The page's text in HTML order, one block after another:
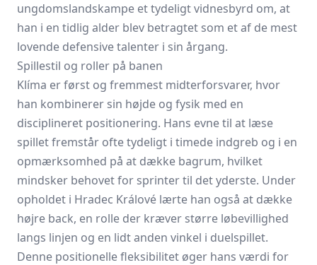
ungdomslandskampe et tydeligt vidnesbyrd om, at
han i en tidlig alder blev betragtet som et af de mest
lovende defensive talenter i sin årgang.
Spillestil og roller på banen
Klíma er først og fremmest midterforsvarer, hvor
han kombinerer sin højde og fysik med en
disciplineret positionering. Hans evne til at læse
spillet fremstår ofte tydeligt i ­timede indgreb og i en
opmærksomhed på at dække bagrum, hvilket
mindsker behovet for sprinter til det yderste. Under
opholdet i Hradec Králové lærte han også at dække
højre back, en rolle der kræver større løbevillighed
langs linjen og en lidt anden vinkel i duelspillet.
Denne positionelle fleksibilitet øger hans værdi for